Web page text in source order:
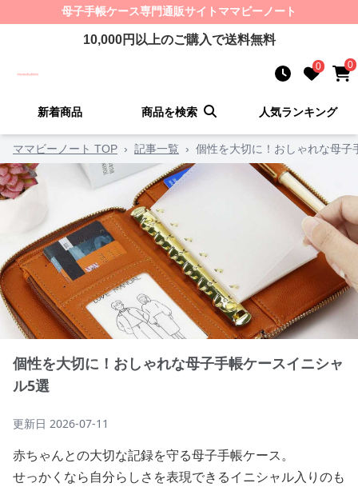
母子手帳ケース専門通販サイト ママビーノート
10,000円以上のご購入で送料無料
0 0
新着商品 商品を検索 人気ランキング
ママビーノート TOP › 記事一覧 › 個性を大切に！おしゃれな母子
個性を大切に！おしゃれな母子手帳ケースイニシャ
ル5選
更新日 2026-07-11
赤ちゃんとの大切な記録を守る母子手帳ケース。
せっかくなら自分らしさを表現できるイニシャル入りのも